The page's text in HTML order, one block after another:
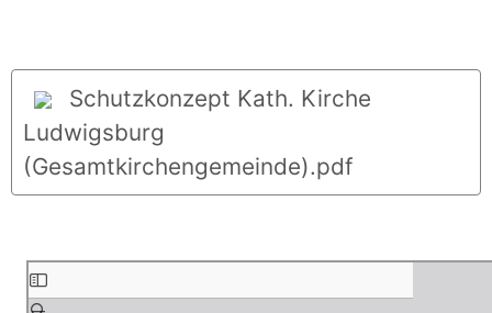
Schutzkonzept Kath. Kirche
Ludwigsburg
(Gesamtkirchengemeinde).pdf